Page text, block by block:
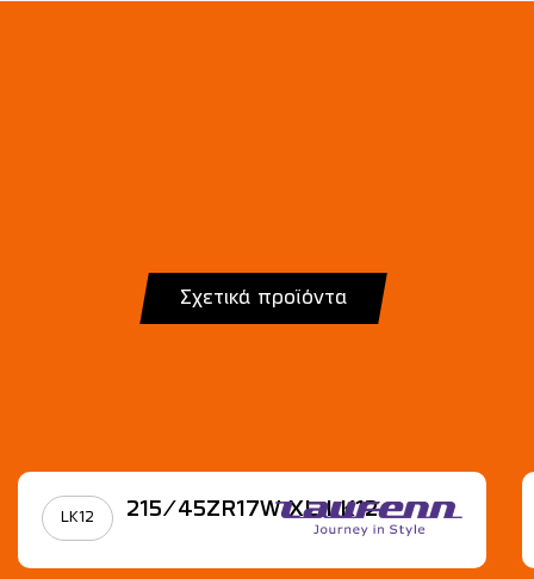
Σχετικά προϊόντα
LK12 215/45ZR17W XL LK12